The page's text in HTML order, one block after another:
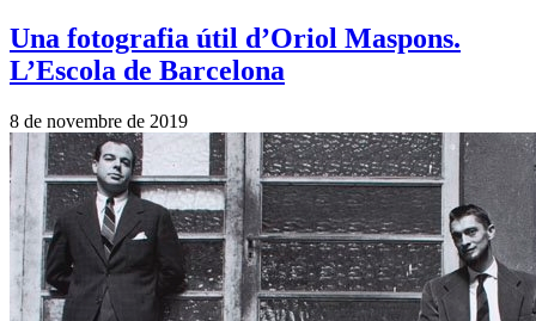
Una fotografia útil d’Oriol Maspons.
L’Escola de Barcelona
8 de novembre de 2019